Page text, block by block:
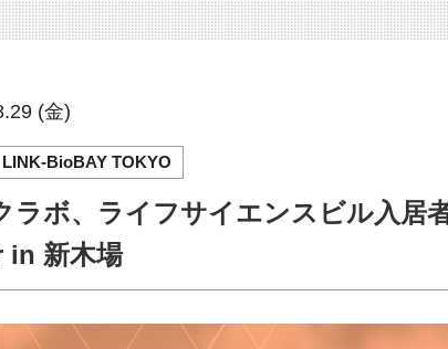
閉じる
出展・参加 LINK-J
サポーターコラム
海外関連 募集
パンフレット
(金)
LINK-BioBAY TOKYO
ラボ、ライフサイエンスビル入居
in 新木場